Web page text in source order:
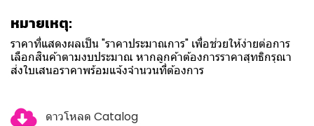
หมายเหตุ:
ราคาที่แสดงผลเป็น "ราคาประมาณการ" เพื่อช่วยให้ง่ายต่อการ
เลือกสินค้าตามงบประมาณ หากลูกค้าต้องการราคาสุทธิกรุณา
ส่งใบเสนอราคาพร้อมแจ้งจำนวนที่ต้องการ
ดาวโหลด Catalog